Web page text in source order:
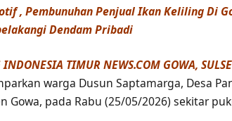
, Pembunuhan Penjual Ikan Keliling Di
Dendam Pribadi
INDONESIA TIMUR NEWS.COM GOWA,
warga Dusun Saptamarga, Desa
Gowa, pada Rabu (25/05/2026) sekitar